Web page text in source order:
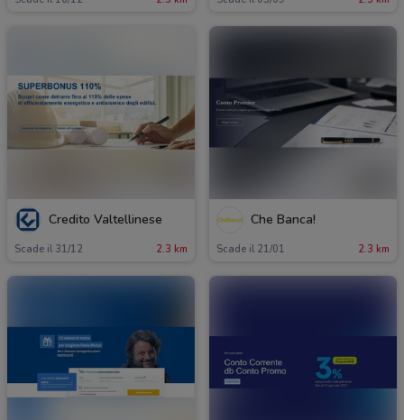
Credito Valtellinese
Scade il 31/12 2.3 km
Che Banca!
Scade il 21/01 2.3 km